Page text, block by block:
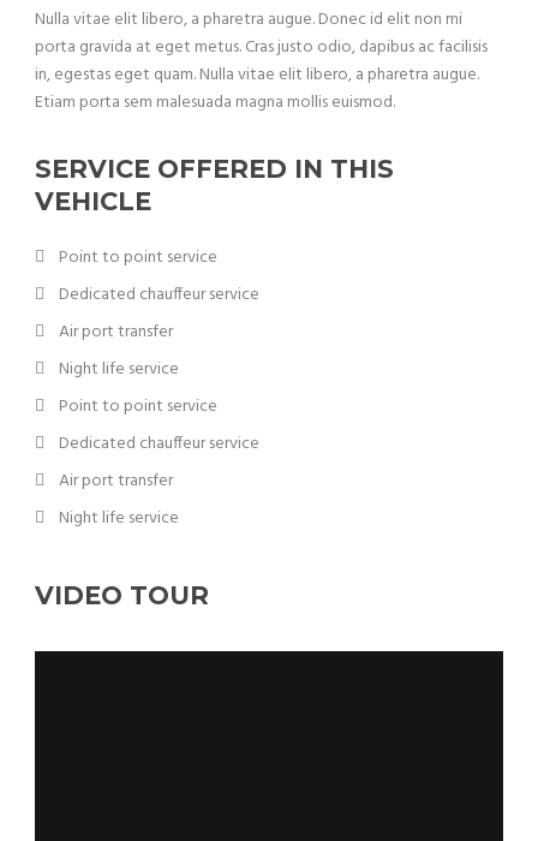
Nulla vitae elit libero, a pharetra augue. Donec id elit non mi
porta gravida at eget metus. Cras justo odio, dapibus ac facilisis
in, egestas eget quam. Nulla vitae elit libero, a pharetra augue.
Etiam porta sem malesuada magna mollis euismod.
SERVICE OFFERED IN THIS
VEHICLE
Point to point service
Dedicated chauffeur service
Air port transfer
Night life service
Point to point service
Dedicated chauffeur service
Air port transfer
Night life service
VIDEO TOUR